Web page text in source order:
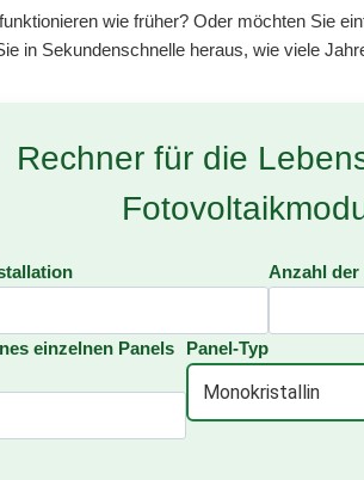
wie früher? Oder möchten Sie
in Sekundenschnelle heraus, wie viele
Rechner für die
Anzahl der
einzelnen Panels
Panel-Typ